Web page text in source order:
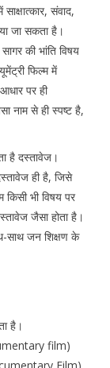
संवाद,
जा सकता है।
की भांति विषय
फिल्म में
पर ही
नाम से ही स्पष्ट है,
है दस्तावेज।
ही है, जिसे
किसी भी विषय पर
जैसा होता है।
साथ जन शिक्षण के
है।
film)
Film)